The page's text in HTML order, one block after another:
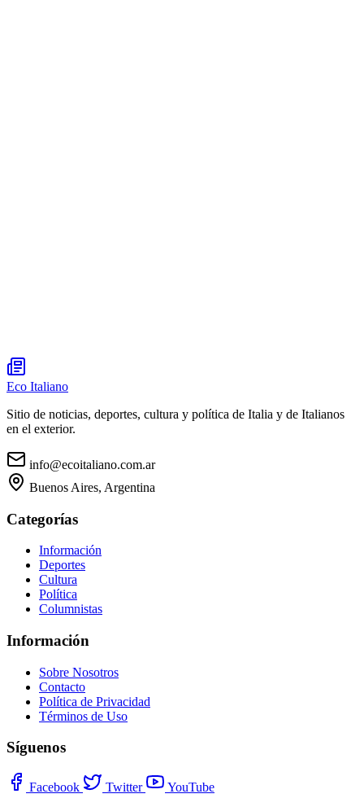
Eco Italiano
Sitio de noticias, deportes, cultura y política de Italia y de Italianos
en el exterior.
info@ecoitaliano.com.ar
Buenos Aires, Argentina
Categorías
Información
Deportes
Cultura
Política
Columnistas
Información
Sobre Nosotros
Contacto
Política de Privacidad
Términos de Uso
Síguenos
Facebook Twitter
YouTube